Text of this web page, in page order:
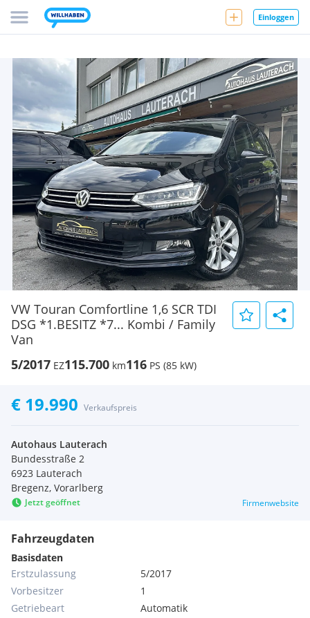
Einloggen
VW Touran Comfortline 1,6 SCR TDI
DSG *1.BESITZ *7... Kombi / Family
Van
5/2017 EZ115.700 km116 PS (85 kW)
€ 19.990 Verkaufspreis
Autohaus Lauterach
Bundesstraße 2
6923 Lauterach
Bregenz, Vorarlberg
Jetzt geöffnet Firmenwebsite
Fahrzeugdaten
Basisdaten
Erstzulassung
5/2017
Vorbesitzer
1
Getriebeart
Automatik